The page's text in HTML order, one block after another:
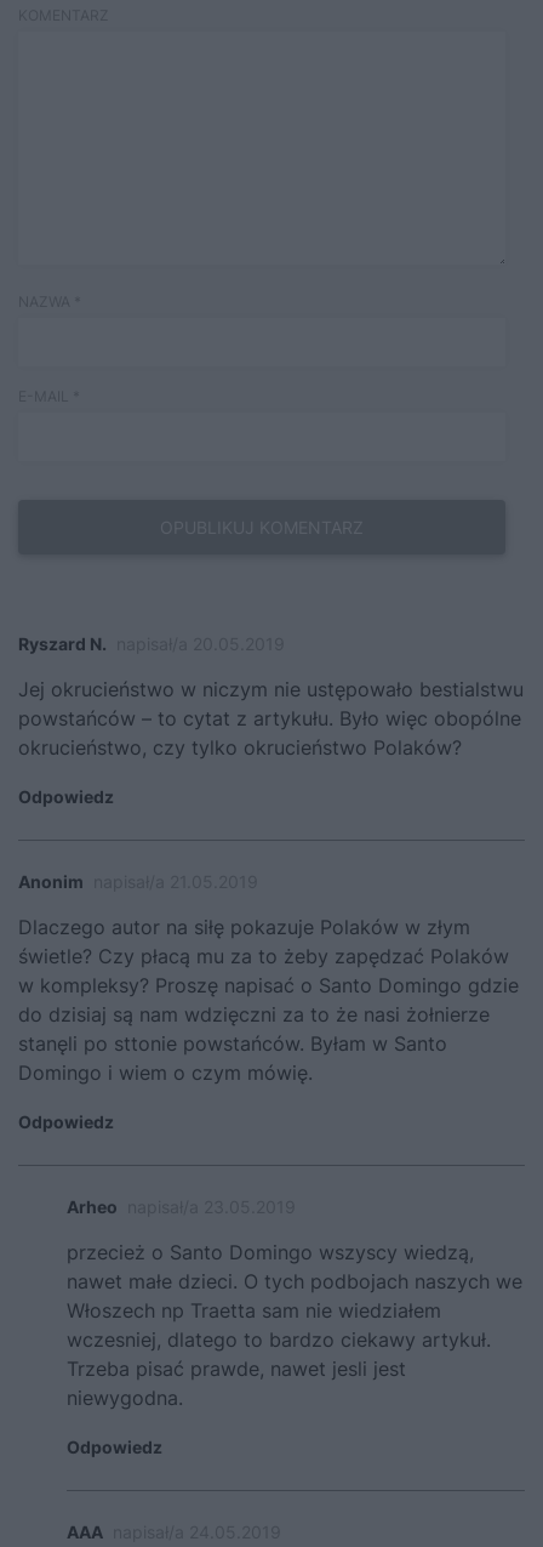
Ryszard N.
Jej okrucieństwo w niczym nie ustępowało bestialstwu
powstańców – to cytat z artykułu. Było więc obopólne
okrucieństwo, czy tylko okrucieństwo Polaków?
Odpowiedz
Anonim
Dlaczego autor na siłę pokazuje Polaków w złym
świetle? Czy płacą mu za to żeby zapędzać Polaków
w kompleksy? Proszę napisać o Santo Domingo gdzie
do dzisiaj są nam wdzięczni za to że nasi żołnierze
stanęli po sttonie powstańców. Byłam w Santo
Domingo i wiem o czym mówię.
Odpowiedz
Arheo
przecież o Santo Domingo wszyscy wiedzą,
nawet małe dzieci. O tych podbojach naszych we
Włoszech np Traetta sam nie wiedziałem
wczesniej, dlatego to bardzo ciekawy artykuł.
Trzeba pisać prawde, nawet jesli jest
niewygodna.
Odpowiedz
AAA